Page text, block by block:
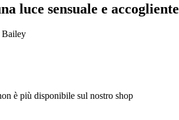
luce sensuale e accogliente
Bailey
è più disponibile sul nostro shop